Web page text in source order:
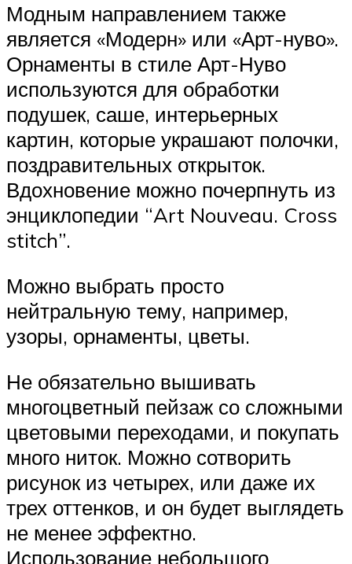
Модным направлением также
является «Модерн» или «Арт-нуво».
Орнаменты в стиле Арт-Нуво
используются для обработки
подушек, саше, интерьерных
картин, которые украшают полочки,
поздравительных открыток.
Вдохновение можно почерпнуть из
энциклопедии “Art Nouveau. Cross
stitch”.
Можно выбрать просто
нейтральную тему, например,
узоры, орнаменты, цветы.
Не обязательно вышивать
многоцветный пейзаж со сложными
цветовыми переходами, и покупать
много ниток. Можно сотворить
рисунок из четырех, или даже их
трех оттенков, и он будет выглядеть
не менее эффектно.
Использование небольшого